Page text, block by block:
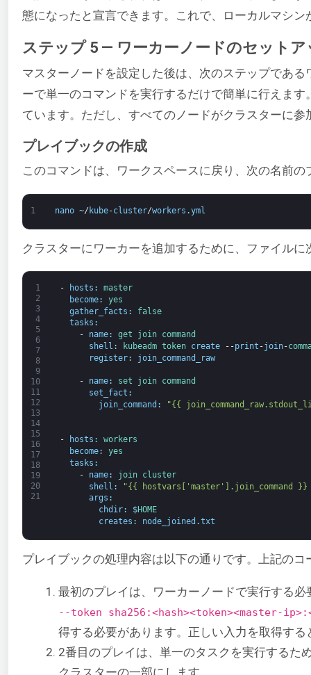
態になったと宣言できます。これで、ローカルマシ
ステップ 5 — ワーカーノードのセットア
マスターノードを設定した後は、次のステップであ
ーで単一のコマンドを実行するだけで簡単に行えま
ています。ただし、すべてのノードがクラスターに
プレイブックの作成
このコマンドは、ワークスペースに戻り、次の名前
1 nano ~/ kube-cluster/workers .yml
クラスターにワーカーを追加するために、ファイル
1
2
3
4
5
6
7
8
9
10
11
12
13
14
15
16
17
18
19
20
21
- hosts :
master
become:
yes
gather_facts :
false
tasks :
-
name: get join command
shell : kubeadm token create --print -join-
register: join_command_raw
- name: set join command
set_fact :
join_command : "{{
- hosts :
workers
become:
yes
tasks :
-
name: join cluster
shell :
"{{ hostvars['master'].join_command
args :
chdir: $HOME
creates : node_joined .txt
プレイブックの処理内容は以下の通りです。上記の
最初のプレイは、ワーカーノードで実行する
--token sha256:<hash><token><master-
得する必要があります。正しい入力を取得す
2番目のプレイは、単一のタスクを実行するた